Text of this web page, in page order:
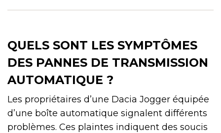
QUELS SONT LES SYMPTÔMES
DES PANNES DE TRANSMISSION
AUTOMATIQUE ?
Les propriétaires d’une Dacia Jogger équipée
d’une boîte automatique signalent différents
problèmes. Ces plaintes indiquent des soucis